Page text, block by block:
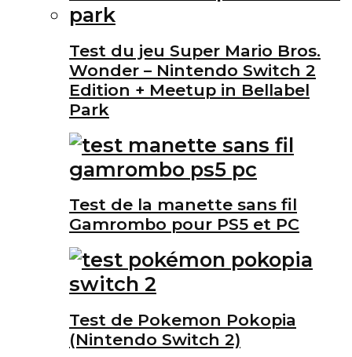
Test du jeu Super Mario Bros.
Wonder – Nintendo Switch 2
Edition + Meetup in Bellabel
Park
Test de la manette sans fil
Gamrombo pour PS5 et PC
Test de Pokemon Pokopia
(Nintendo Switch 2)